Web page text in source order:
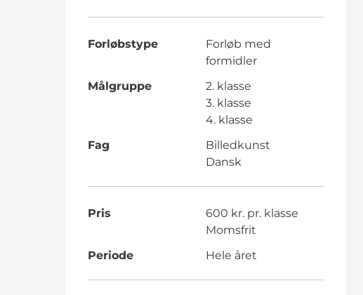
Forløbstype
Forløb med
formidler
Målgruppe
2. klasse
3. klasse
4. klasse
Fag
Billedkunst
Dansk
Pris
600 kr. pr. klasse
Momsfrit
Periode
Hele året